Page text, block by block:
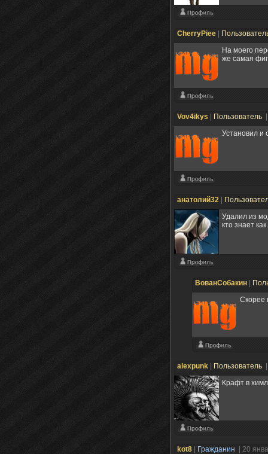
CherryPiee
На моего
же самая
Vov4ikys Пользователь
Установил и
анатолий32
Удалил из
кто знает как.
ВованСобакин
Скорее
alexpunk Пользователь
Крафт в
kot8 Гражданин | 20